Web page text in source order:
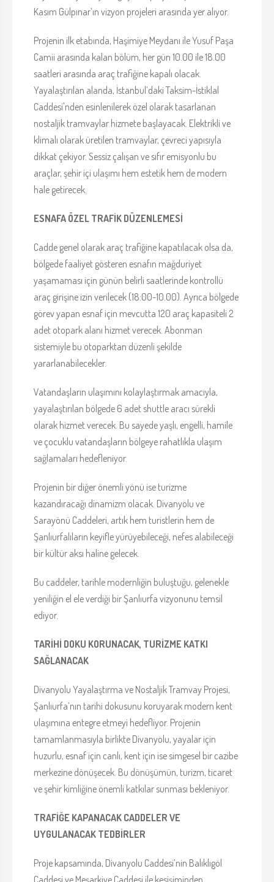
Kasım Gülpınar’ın vizyon projeleri arasında yer alıyor.
Projenin ilk etabında, Haşimiye Meydanı ile Yusuf Paşa
Camii arasında kalan bölüm, her gün 10.00 ile 18.00
saatleri arasında araç trafiğine kapalı olacak.
Yayalaştırılan alanda, İstanbul’daki Taksim-İstiklal
Caddesi'nden esinlenilerek özel olarak tasarlanan
nostaljik tramvaylar hizmete başlayacak. Elektrikli ve
klimalı olarak üretilen tramvaylar, çevreci yapısıyla
dikkat çekiyor. Sessiz çalışan ve sıfır emisyonlu bu
araçlar, şehir içi ulaşımı hem estetik hem de modern
hale getirecek.
ESNAFA ÖZEL TRAFİK DÜZENLEMESİ
Cadde genel olarak araç trafiğine kapatılacak olsa da,
bölgede faaliyet gösteren esnafın mağduriyet
yaşamaması için günün belirli saatlerinde kontrollü
araç girişine izin verilecek (18:00-10.00). Ayrıca bölgede
görev yapan esnaf için mevcutta 120 araç kapasiteli 2
adet otopark alanı hizmet verecek. Abonman
sistemiyle bu otoparktan düzenli şekilde
yararlanabilecekler.
Vatandaşların ulaşımını kolaylaştırmak amacıyla,
yayalaştırılan bölgede 6 adet shuttle aracı sürekli
olarak hizmet verecek. Bu sayede yaşlı, engelli, hamile
ve çocuklu vatandaşların bölgeye rahatlıkla ulaşım
sağlamaları hedefleniyor.
Projenin bir diğer önemli yönü ise turizme
kazandıracağı dinamizm olacak. Divanyolu ve
Sarayönü Caddeleri, artık hem turistlerin hem de
Şanlıurfalıların keyifle yürüyebileceği, nefes alabileceği
bir kültür aksı haline gelecek.
Bu caddeler, tarihle modernliğin buluştuğu, gelenekle
yeniliğin el ele verdiği bir Şanlıurfa vizyonunu temsil
ediyor.
TARİHİ DOKU KORUNACAK, TURİZME KATKI
SAĞLANACAK
Divanyolu Yayalaştırma ve Nostaljik Tramvay Projesi,
Şanlıurfa’nın tarihi dokusunu koruyarak modern kent
ulaşımına entegre etmeyi hedefliyor. Projenin
tamamlanmasıyla birlikte Divanyolu, yayalar için
huzurlu, esnaf için canlı, kent için ise simgesel bir cazibe
merkezine dönüşecek. Bu dönüşümün, turizm, ticaret
ve şehir kimliğine önemli katkılar sunması bekleniyor.
TRAFİĞE KAPANACAK CADDELER VE
UYGULANACAK TEDBİRLER
Proje kapsamında, Divanyolu Caddesi’nin Balıklıgöl